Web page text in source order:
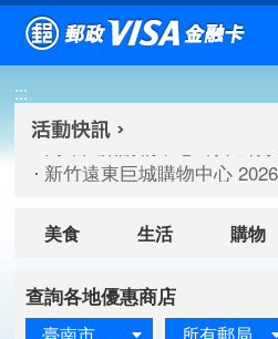
跳到主要內容區塊
:::
高雄大樂購物中心 刷卡郵
臺北三創生活 有點東西第2
高雄大樂購物中心 刷卡郵
新竹遠東巨城購物中心
美食 生活 購物
查詢各地優惠商店